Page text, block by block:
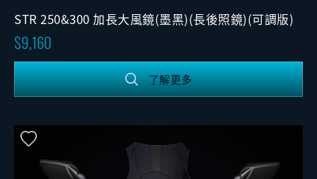
STR 250&300 加長大風鏡(墨黑)(長後照鏡)(可調版)
9,160
了解更多